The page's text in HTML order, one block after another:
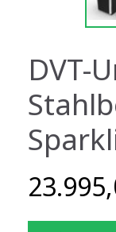
DVT-